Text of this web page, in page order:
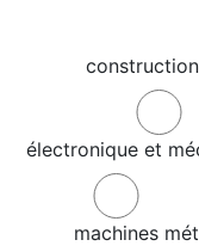
électronique et
machines